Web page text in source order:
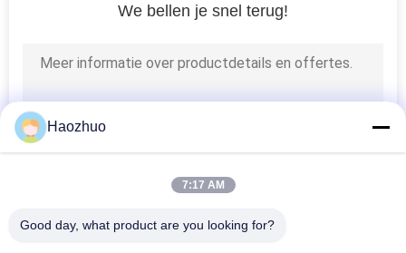
We bellen je snel terug!
Haozhuo
7:17 AM
Good day, what product are you looking for?